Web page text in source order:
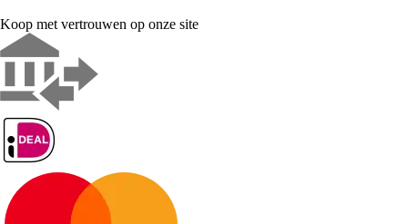
Koop met vertrouwen op onze site